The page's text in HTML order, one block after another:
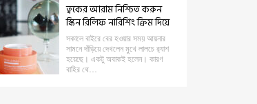
ত্বকের আরাম নিশ্চিত করুন
স্কিন রিলিফ নারিশিং ক্রিম দিয়ে
সকালে বাইরে বের হওয়ার সময় আয়নার
সামনে দাঁড়িয়ে দেখলেন মুখে লালচে র‍্যাশ
হয়েছে। একটু অবাকই হলেন। কারণ
বাহির থে…